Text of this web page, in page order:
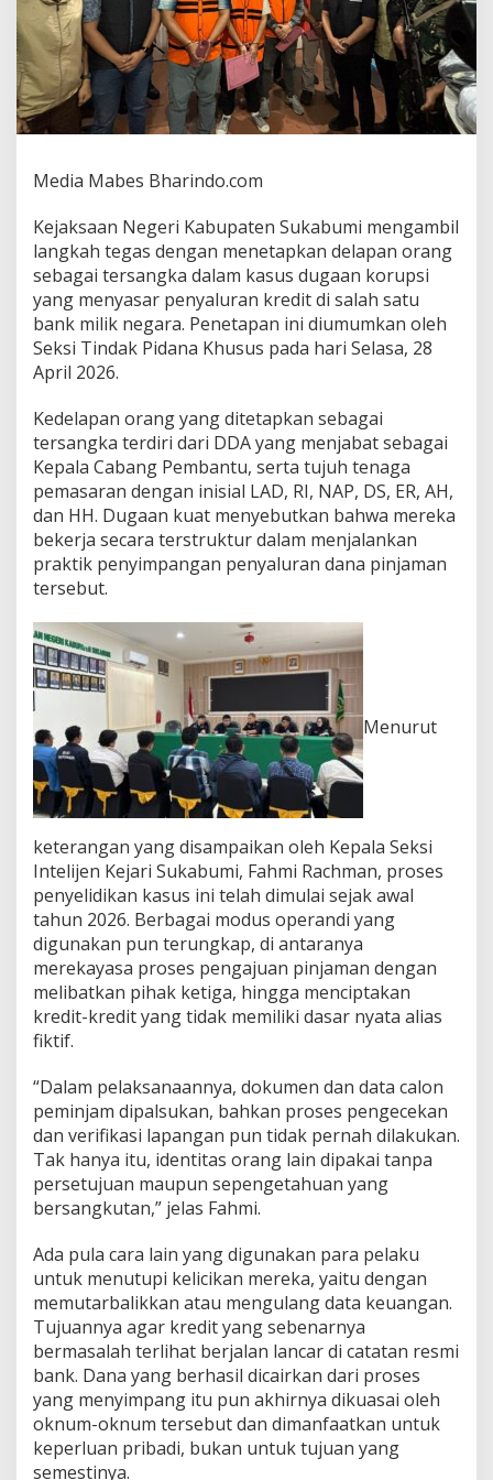
r
a
h
S
u
k
a
u
m
:
8
O
r
a
n
g
s
m
i
J
a
d
T
e
a
n
g
a
Media Mabes Bharindo.com
Kejaksaan Negeri Kabupaten Sukabumi mengambil
langkah tegas dengan menetapkan delapan orang
sebagai tersangka dalam kasus dugaan korupsi
yang menyasar penyaluran kredit di salah satu
bank milik negara. Penetapan ini diumumkan oleh
Seksi Tindak Pidana Khusus pada hari Selasa, 28
April 2026.
Kedelapan orang yang ditetapkan sebagai
tersangka terdiri dari DDA yang menjabat sebagai
Kepala Cabang Pembantu, serta tujuh tenaga
pemasaran dengan inisial LAD, RI, NAP, DS, ER, AH,
dan HH. Dugaan kuat menyebutkan bahwa mereka
bekerja secara terstruktur dalam menjalankan
praktik penyimpangan penyaluran dana pinjaman
tersebut.
Menurut
keterangan yang disampaikan oleh Kepala Seksi
Intelijen Kejari Sukabumi, Fahmi Rachman, proses
penyelidikan kasus ini telah dimulai sejak awal
tahun 2026. Berbagai modus operandi yang
digunakan pun terungkap, di antaranya
merekayasa proses pengajuan pinjaman dengan
melibatkan pihak ketiga, hingga menciptakan
kredit-kredit yang tidak memiliki dasar nyata alias
fiktif.
“Dalam pelaksanaannya, dokumen dan data calon
peminjam dipalsukan, bahkan proses pengecekan
dan verifikasi lapangan pun tidak pernah dilakukan.
Tak hanya itu, identitas orang lain dipakai tanpa
persetujuan maupun sepengetahuan yang
bersangkutan,” jelas Fahmi.
Ada pula cara lain yang digunakan para pelaku
untuk menutupi kelicikan mereka, yaitu dengan
memutarbalikkan atau mengulang data keuangan.
Tujuannya agar kredit yang sebenarnya
bermasalah terlihat berjalan lancar di catatan resmi
bank. Dana yang berhasil dicairkan dari proses
yang menyimpang itu pun akhirnya dikuasai oleh
oknum-oknum tersebut dan dimanfaatkan untuk
keperluan pribadi, bukan untuk tujuan yang
semestinya.